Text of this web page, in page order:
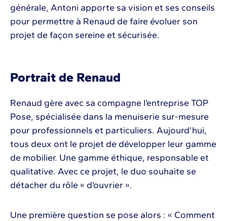
générale, Antoni apporte sa vision et ses conseils
pour permettre à Renaud de faire évoluer son
projet de façon sereine et sécurisée.
Portrait de Renaud
Renaud gère avec sa compagne l’entreprise TOP
Pose, spécialisée dans la menuiserie sur-mesure
pour professionnels et particuliers. Aujourd’hui,
tous deux ont le projet de développer leur gamme
de mobilier. Une gamme éthique, responsable et
qualitative. Avec ce projet, le duo souhaite se
détacher du rôle « d’ouvrier ».
Une première question se pose alors : « Comment